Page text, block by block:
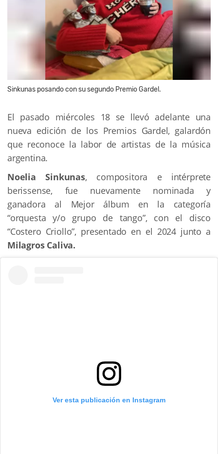
Sinkunas posando con su segundo Premio Gardel.
El pasado miércoles 18 se llevó adelante una
nueva edición de los Premios Gardel, galardón
que reconoce la labor de artistas de la música
argentina.
Noelia Sinkunas, compositora e intérprete
berissense, fue nuevamente nominada y
ganadora al Mejor álbum en la categoría
“orquesta y/o grupo de tango”, con el disco
Milagros Caliva.
Ver esta publicación en Instagram